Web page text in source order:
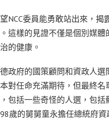
NCC委員能勇敢站出來，揭
這樣的見證不僅是個別媒體
的健康。
政府的國策顧問和資政人選
對任命充滿期待，但最終名
包括一些奇怪的人選，包括
歲的舅舅童永擔任總統府資